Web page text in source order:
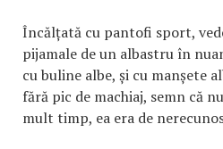
Încălțată cu pantofi sport,
pijamale de un albastru în
cu buline albe, și cu manșete
fără pic de machiaj, semn că
mult timp, ea era de